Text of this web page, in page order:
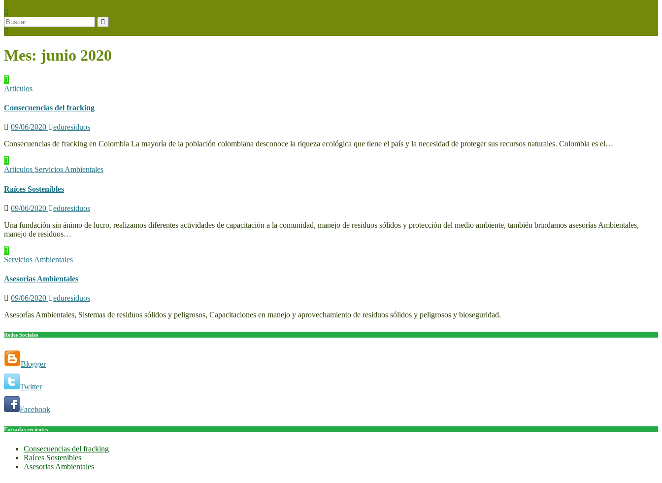
Mes: junio 2020
Articulos
Consecuencias del fracking
09/06/2020
eduresiduos
Consecuencias de fracking en Colombia La mayoría de la población colombiana desconoce la riqueza ecológica que tiene el país y la necesidad de proteger sus recursos naturales. Colombia es el…
Articulos Servicios Ambientales
Raíces Sostenibles
09/06/2020
eduresiduos
Una fundación sin ánimo de lucro, realizamos diferentes actividades de capacitación a la comunidad, manejo de residuos sólidos y protección del medio ambiente, también brindamos asesorías Ambientales,
manejo de residuos…
Servicios Ambientales
Asesorias Ambientales
09/06/2020
eduresiduos
Asesorías Ambientales, Sistemas de residuos sólidos y peligrosos, Capacitaciones en manejo y aprovechamiento de residuos sólidos y peligrosos y bioseguridad.
Redes Sociales
Blogger
Twitter
Facebook
Entradas recientes
Consecuencias del fracking
Raíces Sostenibles
Asesorias Ambientales